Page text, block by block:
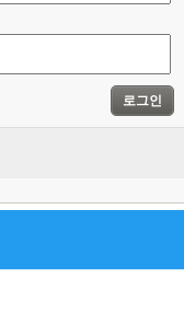
로그인